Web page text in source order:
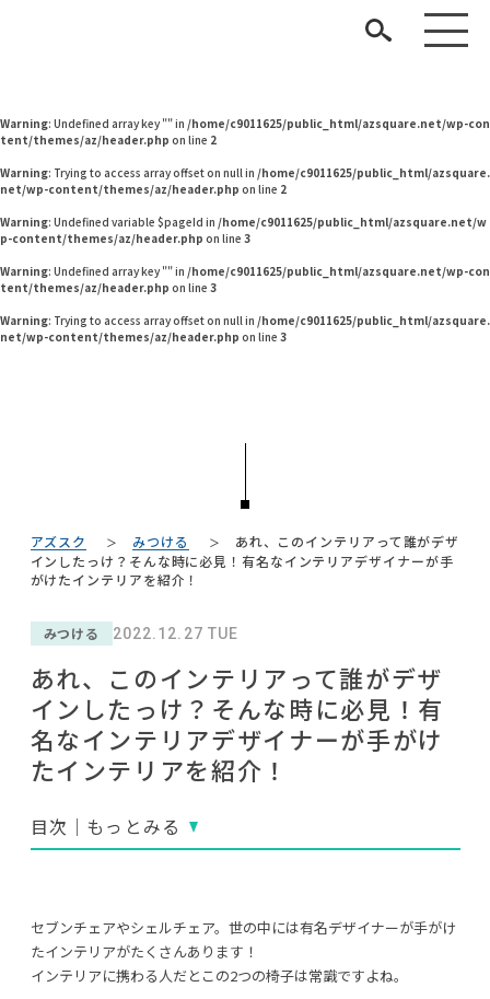
/home/c9011625/public_html/azsquare.net/w
Warning: Undefined array key "" in /home/c9011625/public_html/azsquare.net/wp-con
tent/themes/az/header.php on line 2
Warning: Trying to access array offset on null in /home/c9011625/public_html/azsquare.
net/wp-content/themes/az/header.php on line 2
Warning: Undefined variable $pageId in /home/c9011625/public_html/azsquare.net/w
p-content/themes/az/header.php on line 3
Warning: Undefined array key "" in /home/c9011625/public_html/azsquare.net/wp-con
tent/themes/az/header.php on line 3
Warning: Trying to access array offset on null in /home/c9011625/public_html/azsquare.
net/wp-content/themes/az/header.php on line 3
TAG LIST
#IKEA
#2022 夏ドラマ
#タンスのゲン#波瑠 #カリモク家具 #サステナブル
#一枚板#インダストリアルスタイル #木図鑑
#インテリアコーディネート
#材木屋のおやじとせがれ#オフィスチェア
#2022 秋ドラマ #DINOS CORPORATION
#大塚家具 #岡崎製材#テーブル#チェア
#おすすめ #IDÉE #ACTUS #石田ゆり子
#ニトリ #関家具 #コメリ
見つける
楽しむ
NEWS
ABOUT
利用規約
アズスク みつける
あれ、このインテリアって誰がデザ
インしたっけ？そんな時に必見！有名なインテリアデザイナーが手
がけたインテリアを紹介！
みつける 2022.12.27 TUE
あれ、このインテリアって誰がデザ
インしたっけ？そんな時に必見！有
名なインテリアデザイナーが手がけ
たインテリアを紹介！
目次｜もっとみる
セブンチェアやシェルチェア。世の中には有名デザイナーが手がけ
たインテリアがたくさんあります！
インテリアに携わる人だとこの2つの椅子は常識ですよね。